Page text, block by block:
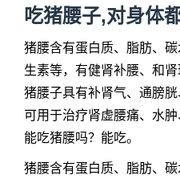
吃猪腰子,对身体
猪腰含有蛋白质、脂肪、
生素等，有健肾补腰、和
猪腰子具有补肾气、通膀胱
可用于治疗肾虚腰痛、水
能吃猪腰吗？能吃。
猪腰含有蛋白质、脂肪、